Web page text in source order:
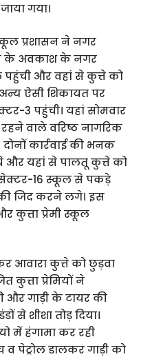
गया।
प्रशासन ने नगर
के अवकाश के नगर
और वहां से कुत्ते को
ऐसी शिकायत पर
3 पहुंची। यहां सोमवार
वाले वरिष्ठ नागरिक
कार्रवाई की भनक
और यहां से पालतू कुत्ते को
सेक्टर-16 स्कूल से पकड़े
जिद करने लगे। इस
कुत्ता प्रेमी स्कूल
आवारा कुत्ते को छुड़वा
कुत्ता प्रेमियों ने
और गाड़ी के टायर की
से शीशा तोड़ दिया।
में हंगामा कर रही
पेट्रोल डालकर गाड़ी को